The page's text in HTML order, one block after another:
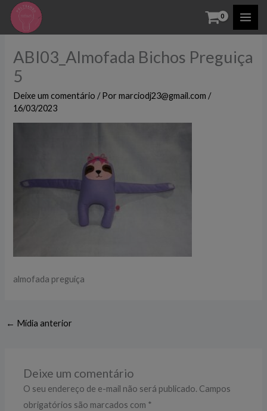
para
conteúdo
ABI03_Almofada Bichos Preguiça
5
Deixe um comentário / Pormarciodj23@gmail.com /
16/03/2023
almofada preguiça
← Mídia anterior
Deixe um comentário
O seu endereço de e-mail não será publicado. Campos
obrigatórios são marcados com *